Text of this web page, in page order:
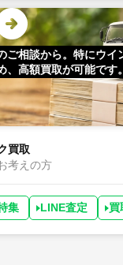
ご相談から。特にウイ
、高額買取が可能です。
買取
考えの方
集 LINE査定 買